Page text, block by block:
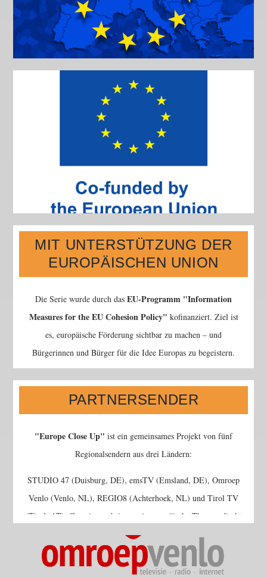
MIT UNTERSTÜTZUNG DER
EUROPÄISCHEN UNION
Die Serie wurde durch das EU-Programm Information
Measures for the EU Cohesion Policy
kofinanziert. Ziel ist
es, europäische Förderung sichtbar zu machen – und
Bürgerinnen und Bürger für die Idee Europas zu begeistern.
PARTNERSENDER
Europe Close Up
ist ein gemeinsames Projekt von fünf
Regionalsendern aus drei Ländern:
STUDIO 47 (Duisburg, DE), emsTV (Emsland, DE), Omroep
Venlo (Venlo, NL), REGIO8 (Achterhoek, NL) und Tirol TV
(Tirol, AT). Gemeinsam bringen sie europäische Themen direkt
aus der Region ins Fernsehen.